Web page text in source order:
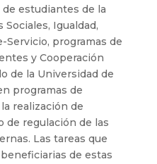
estudiantes de la
Sociales, Igualdad,
Servicio, programas de
y Cooperación
de la Universidad de
programas de
realización de
de regulación de las
Las tareas que
de estas